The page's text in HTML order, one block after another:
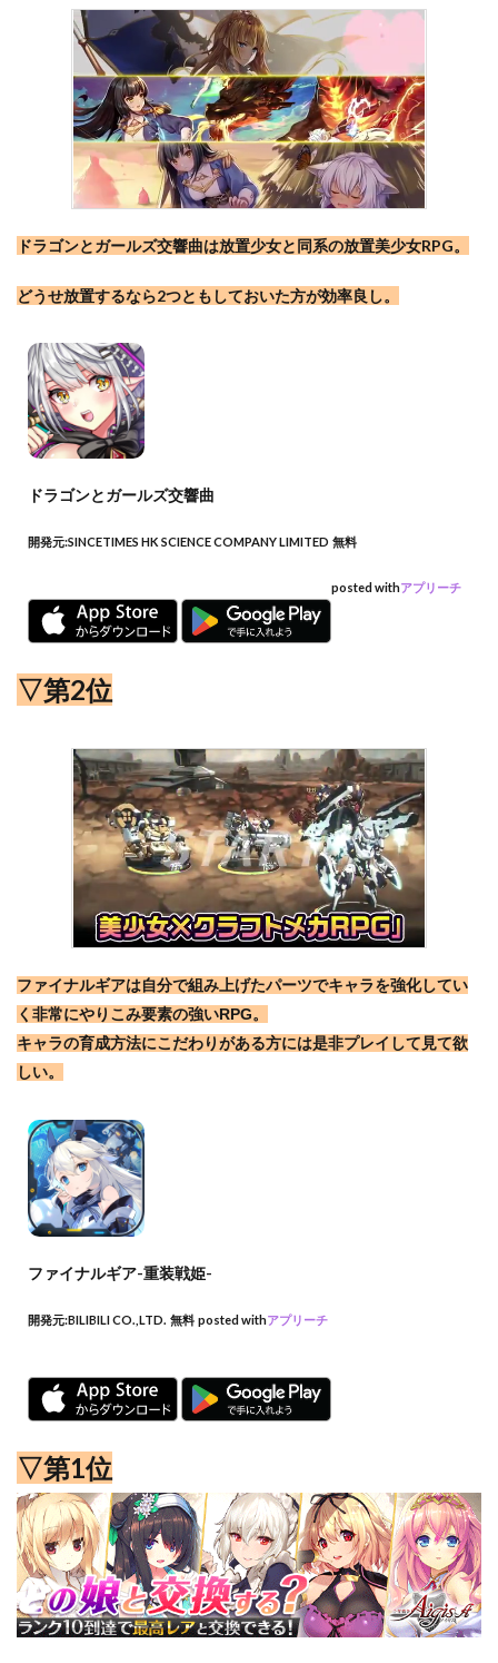
ドラゴンとガールズ交響曲は放置少女と同系の放置美少女RPG。
どうせ放置するなら2つともしておいた方が効率良し。
ドラゴンとガールズ交響曲
開発元:SINCETIMES HK SCIENCE COMPANY LIMITED 無料
posted withアプリーチ
▽第2位
ファイナルギアは自分で組み上げたパーツでキャラを強化してい
く非常にやりこみ要素の強いRPG。
キャラの育成方法にこだわりがある方には是非プレイして見て欲
しい。
ファイナルギア-重装戦姫-
開発元:BILIBILI CO.,LTD. 無料 posted withアプリーチ
▽第1位